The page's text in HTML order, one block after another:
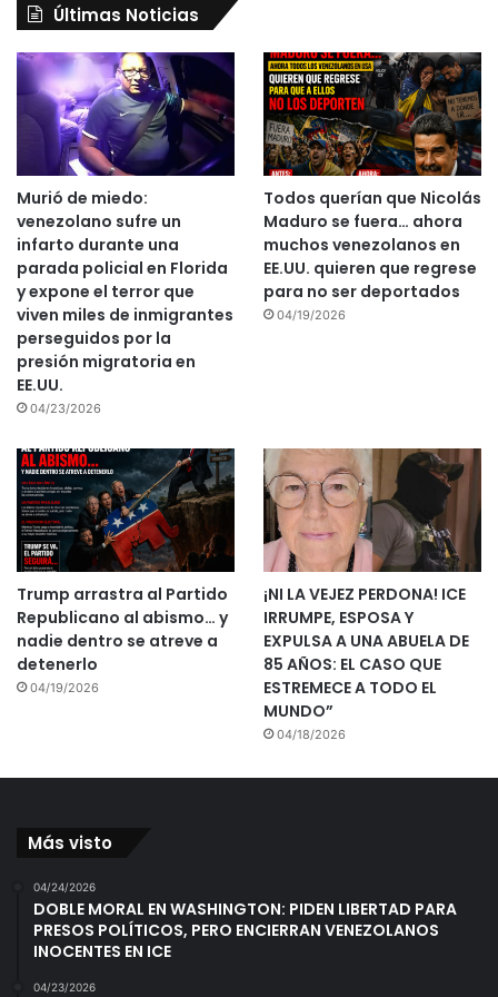
Últimas Noticias
Murió de miedo:
venezolano sufre un
infarto durante una
parada policial en Florida
y expone el terror que
viven miles de inmigrantes
perseguidos por la
presión migratoria en
EE.UU.
04/23/2026
Todos querían que Nicolás
Maduro se fuera… ahora
muchos venezolanos en
EE.UU. quieren que regrese
para no ser deportados
04/19/2026
Trump arrastra al Partido
Republicano al abismo… y
nadie dentro se atreve a
detenerlo
04/19/2026
¡NI LA VEJEZ PERDONA! ICE
IRRUMPE, ESPOSA Y
EXPULSA A UNA ABUELA DE
85 AÑOS: EL CASO QUE
ESTREMECE A TODO EL
MUNDO”
04/18/2026
Más visto
04/24/2026
DOBLE MORAL EN WASHINGTON: PIDEN LIBERTAD PARA
PRESOS POLÍTICOS, PERO ENCIERRAN VENEZOLANOS
INOCENTES EN ICE
04/23/2026